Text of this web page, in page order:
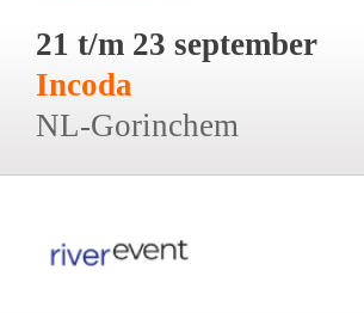
21 t/m 23 september
Incoda
NL-Gorinchem